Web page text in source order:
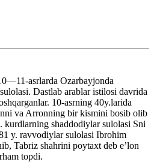
asrlarda Ozarbayjonda
Dastlab arablar istilosi davrida
10-asrning 40y.larida
va Arronning bir kismini bosib olib
kurdlarning shaddodiylar sulolasi Sni
y. ravvodiylar sulolasi Ibrohim
Tabriz shahrini poytaxt deb eʼlon
topdi.